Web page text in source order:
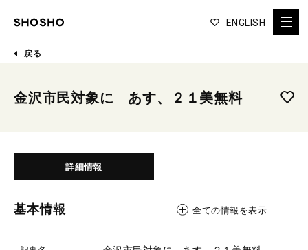
ENGLISH
戻る
金沢市民対象に あす、２１美無料
詳細情報
基本情報 全ての情報を表示